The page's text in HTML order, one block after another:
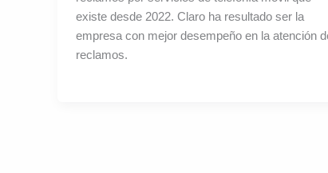
existe desde 2022. Claro ha resultado ser la
empresa con mejor desempeño en la atención
reclamos.